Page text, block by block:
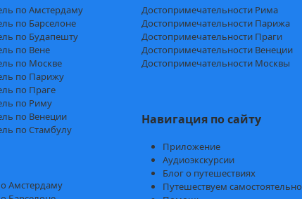
по Амстердаму
по Барселоне
по Будапешту
по Вене
по Москве
по Парижу
по Праге
по Риму
по Венеции
по Стамбулу
Амстердаму
Достопримечательности Рима
Достопримечательности Парижа
Достопримечательности Праги
Достопримечательности Венеции
Достопримечательности Москвы
Навигация по сайту
Приложение
Аудиоэкскурсии
Блог о путешествиях
Путешествуем самостоятельно